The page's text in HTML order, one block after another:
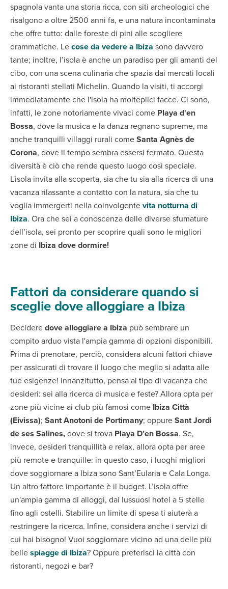
spagnola vanta una storia ricca, con siti archeologici che
risalgono a oltre 2500 anni fa, e una natura incontaminata
che offre tutto: dalle foreste di pini alle scogliere
drammatiche. Lecose da vedere a Ibiza sono davvero
tante; inoltre, l’isola è anche un paradiso per gli amanti del
cibo, con una scena culinaria che spazia dai mercati locali
ai ristoranti stellati Michelin. Quando la visiti, ti accorgi
immediatamente che l'isola ha molteplici facce. Ci sono,
infatti, le zone notoriamente vivaci come Playa d'en
Bossa, dove la musica e la danza regnano supreme, ma
anche tranquilli villaggi rurali comeSanta Agnès de
Corona, dove il tempo sembra essersi fermato. Questa
diversità è ciò che rende questo luogo così speciale.
L'isola invita alla scoperta, sia che tu sia alla ricerca di una
vacanza rilassante a contatto con la natura, sia che tu
voglia immergerti nella coinvolgentevita notturna di
Ibiza. Ora che sei a conoscenza delle diverse sfumature
dell’isola, sei pronto per scoprire quali sono le migliori
zone di Ibiza dove dormire!
Fattori da considerare quando si
sceglie dove alloggiare a Ibiza
Decideredove alloggiare a Ibiza può sembrare un
compito arduo vista l'ampia gamma di opzioni disponibili.
Prima di prenotare, perciò, considera alcuni fattori chiave
per assicurati di trovare il luogo che meglio si adatta alle
tue esigenze! Innanzitutto, pensa al tipo di vacanza che
desideri: sei alla ricerca di musica e feste? Allora opta per
zone più vicine ai club più famosi come Ibiza Città
(Eivissa); Sant Anotoni de Portimany; oppureSant Jordi
de ses Salines,dove si trova Playa D’en Bossa. Se,
invece, desideri tranquillità e relax, allora opta per aree
più remote e tranquille: in questo caso, i luoghi migliori
dove soggiornare a Ibiza sono Sant’Eularia e Cala Longa.
Un altro fattore importante è il budget. L’isola offre
un'ampia gamma di alloggi, dai lussuosi hotel a 5 stelle
fino agli ostelli. Stabilire un limite di spesa ti aiuterà a
restringere la ricerca. Infine, considera anche i servizi di
cui hai bisogno! Vuoi soggiornare vicino ad una delle più
bellespiagge di Ibiza? Oppure preferisci la città con
ristoranti, negozi e bar?